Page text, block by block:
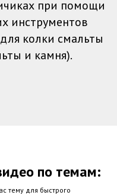
при помощи
инструментов
колки смальты
и камня).
по темам:
тему для быстрого